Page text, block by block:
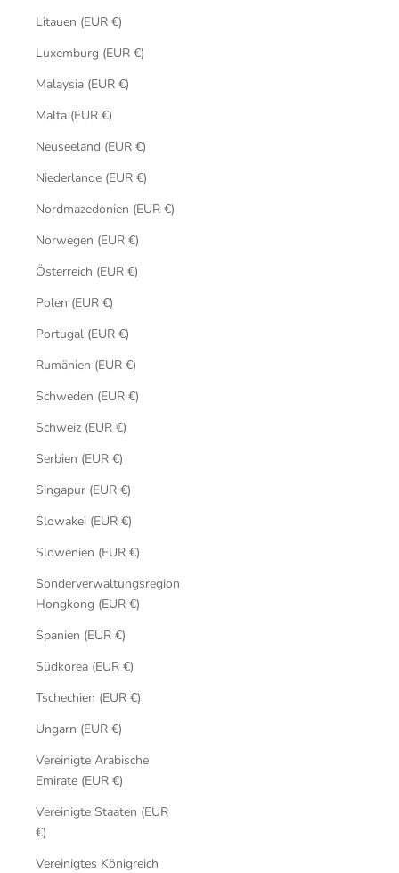
Litauen (EUR €)
Luxemburg (EUR €)
Malaysia (EUR €)
Malta (EUR €)
Neuseeland (EUR €)
Niederlande (EUR €)
Nordmazedonien (EUR €)
Norwegen (EUR €)
Österreich (EUR €)
Polen (EUR €)
Portugal (EUR €)
Rumänien (EUR €)
Schweden (EUR €)
Schweiz (EUR €)
Serbien (EUR €)
Singapur (EUR €)
Slowakei (EUR €)
Slowenien (EUR €)
Sonderverwaltungsregion
Hongkong (EUR €)
Spanien (EUR €)
Südkorea (EUR €)
Tschechien (EUR €)
Ungarn (EUR €)
Vereinigte Arabische
Emirate (EUR €)
Vereinigte Staaten (EUR
€)
Vereinigtes Königreich